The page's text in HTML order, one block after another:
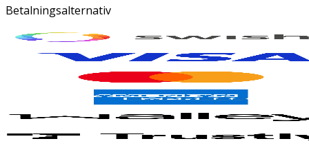
Betalningsalternativ